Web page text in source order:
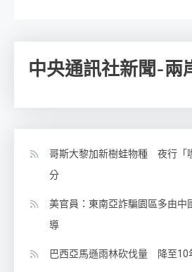
中央通訊社新聞-兩
哥斯大黎加新樹蛙物種 夜行「
分
美官員：東南亞詐騙園區多由中
導
巴西亞馬遜雨林砍伐量 降至10